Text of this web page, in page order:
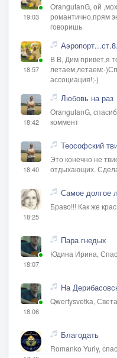
19:03
OrangutanG, ой
романтично,прям
говоришь
18:57
В В, Дим привет,я
летаем,летаем:-
ассоциация!;-)
18:42
Любовь на раз
OrangutanG,
коммент
18:40
Теософский
Это конечно не
отдыхающих.
18:25
Самое долгое
Браво!!! Как же
18:07
Пара гнедых
Юдина Ирина,
18:06
На
Qwertysvetka,
Благодать
Romanko Yuriy,